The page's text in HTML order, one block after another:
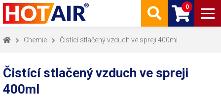
0
Chemie Čistící stlačený vzduch ve spreji 400ml
Čistící stlačený vzduch ve spreji
400ml